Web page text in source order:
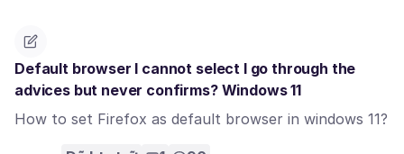
Default browser I cannot select I go through the
advices but never confirms? Windows 11
How to set Firefox as default browser in windows 11?